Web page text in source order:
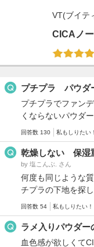
VT(ブイテ
CICAノ
プチプラ パウダ
プチプラでファン
くならないパウダ
回答数 130 私もしりたい
乾燥しない 保湿
by 塩こんぶ. さん
何度も同じような
チプラの下地を探
回答数 54 私もしりたい！
ラメ入りパウダー
血色感が欲しくて